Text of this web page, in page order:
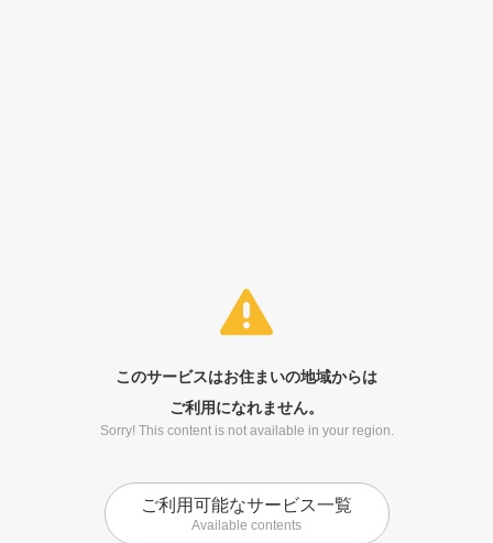
このサービスはお住まいの地域からは
ご利用になれません。
Sorry! This content is not available in your region.
ご利用可能なサービス一覧
Available contents